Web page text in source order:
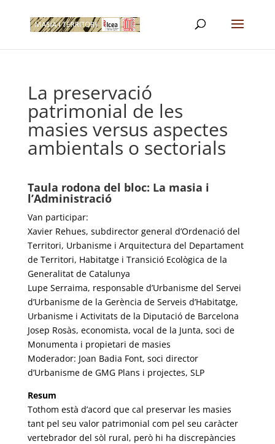
La preservació
patrimonial de les
masies versus aspectes
ambientals o sectorials
Taula rodona del bloc: La masia i
l’Administració
Van participar:
Xavier Rehues, subdirector general d’Ordenació del
Territori, Urbanisme i Arquitectura del Departament
de Territori, Habitatge i Transició Ecològica de la
Generalitat de Catalunya
Lupe Serraima, responsable d’Urbanisme del Servei
d’Urbanisme de la Gerència de Serveis d’Habitatge,
Urbanisme i Activitats de la Diputació de Barcelona
Josep Rosàs, economista, vocal de la Junta, soci de
Monumenta i propietari de masies
Moderador: Joan Badia Font, soci director
d’Urbanisme de GMG Plans i projectes, SLP
Resum
Tothom està d’acord que cal preservar les masies
tant pel seu valor patrimonial com pel seu caràcter
vertebrador del sòl rural, però hi ha discrepàncies